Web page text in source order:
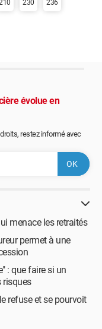
230 236
évolue en
restez informé avec
menace les retraités
permet à une
: que faire si un
risques
refuse et se pourvoit